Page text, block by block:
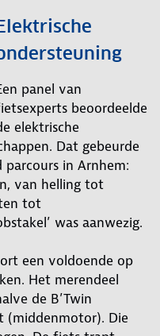
panel van
beoordeelde
elektrische
Dat gebeurde
parcours in Arnhem:
van helling tot
tot
was aanwezig.
een voldoende op
Het merendeel
de B’Twin
(middenmotor). Die